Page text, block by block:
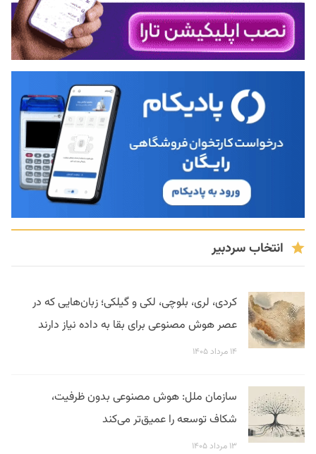
انتخاب سردبیر
کردی، لری، بلوچی، لکی و گیلکی؛ زبان‌هایی که در
عصر هوش مصنوعی برای بقا به داده نیاز دارند
۱۴ مرداد ۱۴۰۵
سازمان ملل: هوش مصنوعی بدون ظرفیت،
شکاف توسعه را عمیق‌تر می‌کند
۱۳ مرداد ۱۴۰۵